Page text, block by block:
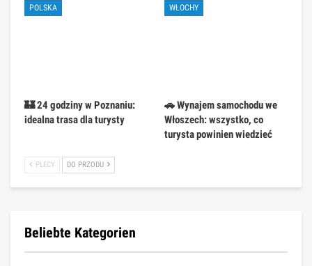
POLSKA
🏰 24 godziny w Poznaniu:
idealna trasa dla turysty
WŁOCHY
🚗 Wynajem samochodu we
Włoszech: wszystko, co
turysta powinien wiedzieć
PLECY DO PRZODU
Beliebte Kategorien